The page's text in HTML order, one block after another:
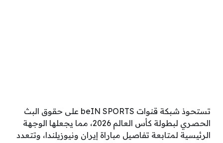
تستحوذ شبكة قنوات beIN SPORTS على حقوق البث
الحصري لبطولة كأس العالم 2026، مما يجعلها الوجهة
الرئيسية لمتابعة تفاصيل مباراة إيران ونيوزيلندا، وتتعدد